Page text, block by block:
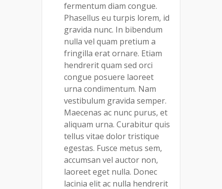
fermentum diam congue.
Phasellus eu turpis lorem, id
gravida nunc. In bibendum
nulla vel quam pretium a
fringilla erat ornare. Etiam
hendrerit quam sed orci
congue posuere laoreet
urna condimentum. Nam
vestibulum gravida semper.
Maecenas ac nunc purus, et
aliquam urna. Curabitur quis
tellus vitae dolor tristique
egestas. Fusce metus sem,
accumsan vel auctor non,
laoreet eget nulla. Donec
lacinia elit ac nulla hendrerit